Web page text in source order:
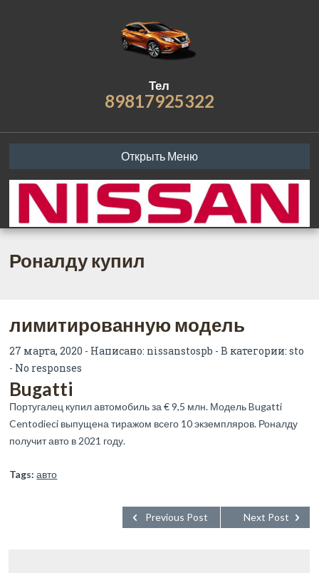
Тел
89817925322
Открыть Меню
Роналду купил
лимитированную модель
Bugatti
27 марта, 2020 - Написано: nissanstospb - В категории:sto
- No responses
Португалец купил автомобиль за € 9,5 млн. Модель Bugatti
Centodieci выпущена тиражом всего 10 экземпляров. Роналду
получит авто в 2021 году.
Tags: авто
Next Post
Previous Post